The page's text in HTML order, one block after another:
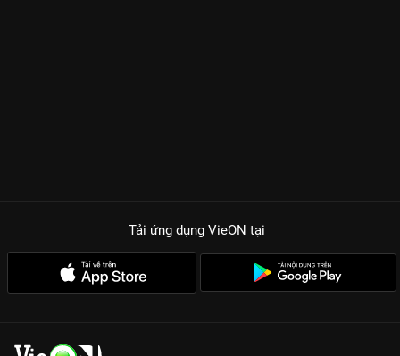
luyện đến các bộ môn nghệ thuật dân gian độc đáo.
Thông điệp nhân văn:Phía sau mỗi người bí ẩn là một câu
chuyện đời thực đầy cảm hứng và xúc động.
Với chất lượng Full HD và âm thanh sống động, việc xem lại
những giây phút thư giãn tuyệt vời bên gia đình. Hãy cùng
Tải ứng dụng VieON tại